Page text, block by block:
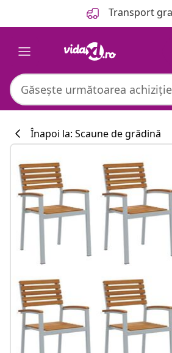
Transport
Înapoi la: Scaune de grădină